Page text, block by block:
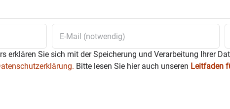
erklären Sie sich mit der Speicherung und Verarbeitung Ihrer
Bitte lesen Sie hier auch unseren Leitfaden